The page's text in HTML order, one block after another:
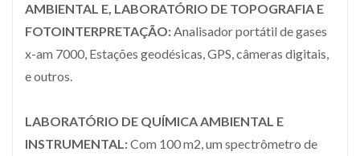
AMBIENTAL E, LABORATÓRIO DE TOPOGRAFIA E
FOTOINTERPRETAÇÃO:Analisador portátil de gases
x-am 7000, Estações geodésicas, GPS, câmeras digitais,
e outros.
LABORATÓRIO DE QUÍMICA AMBIENTAL E
INSTRUMENTAL:Com 100 m2, um spectrômetro de